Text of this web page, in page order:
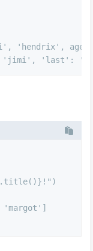
, 'hendrix' , age=
'last':
!" )
'margot' ]